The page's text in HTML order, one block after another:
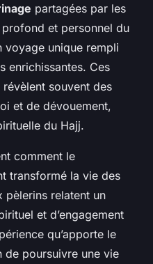
partagées par les
et personnel du
voyage unique rempli
enrichissantes. Ces
révèlent souvent des
et de dévouement,
du Hajj.
comment le
transformé la vie des
pèlerins relatent un
et d’engagement
qu’apporte le
poursuivre une vie